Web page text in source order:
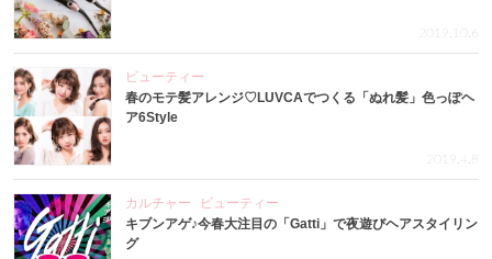
2019.10.6
ビューティー
春のモテ髪アレンジ♡LUVCAでつくる「ぬれ髪」色っぽヘ
ア6Style
2019.4.8
カルチャー
ビューティー
キブンアゲ♪今春大注目の「Gatti」で夜遊びヘアスタイリン
グ